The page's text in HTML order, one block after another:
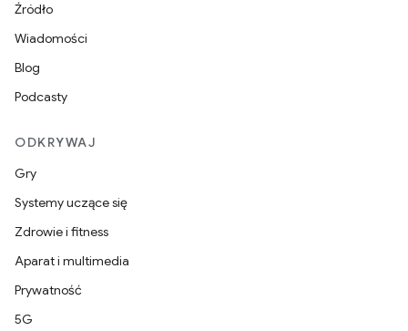
Źródło
Wiadomości
Blog
Podcasty
ODKRYWAJ
Gry
Systemy uczące się
Zdrowie i fitness
Aparat i multimedia
Prywatność
5G